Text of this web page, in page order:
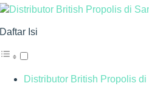
Daftar Isi
Distributor British Propolis di